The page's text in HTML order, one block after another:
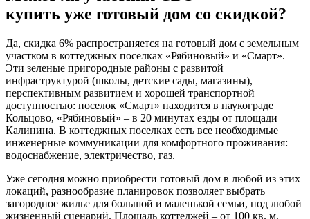
купить уже готовый дом со скидкой?
Да, скидка 6% распространяется на готовый дом с земельным
участком в коттеджных поселках «Рябиновый» и «Смарт».
Эти зеленые пригородные районы с развитой
инфраструктурой (школы, детские сады, магазины),
перспективным развитием и хорошей транспортной
доступностью: поселок «Смарт» находится в наукограде
Кольцово, «Рябиновый» – в 20 минутах езды от площади
Калинина. В коттеджных поселках есть все необходимые
инженерные коммуникации для комфортного проживания:
водоснабжение, электричество, газ.
Уже сегодня можно приобрести готовый дом в любой из этих
локаций, разнообразие планировок позволяет выбрать
загородное жилье для большой и маленькой семьи, под любой
жизненный сценарий. Площадь коттеджей – от 100 кв. м,